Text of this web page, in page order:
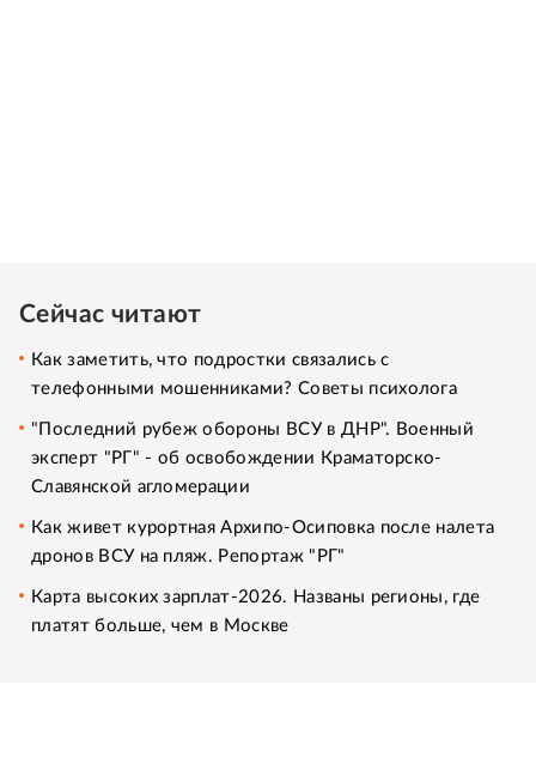
Сейчас читают
Как заметить, что подростки связались с
телефонными мошенниками? Советы психолога
"Последний рубеж обороны ВСУ в ДНР". Военный
эксперт "РГ" - об освобождении Краматорско-
Славянской агломерации
Как живет курортная Архипо-Осиповка после налета
дронов ВСУ на пляж. Репортаж "РГ"
Карта высоких зарплат-2026. Названы регионы, где
платят больше, чем в Москве